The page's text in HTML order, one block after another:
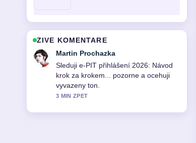
ZIVE KOMENTARE
Eva Kucerova
Uzitecny kontext k Grzegorz Damięcki
– věk, rodina a kariéra. Prosim
pokracujte v prubeznych aktualizacich.
5 MIN ZPET